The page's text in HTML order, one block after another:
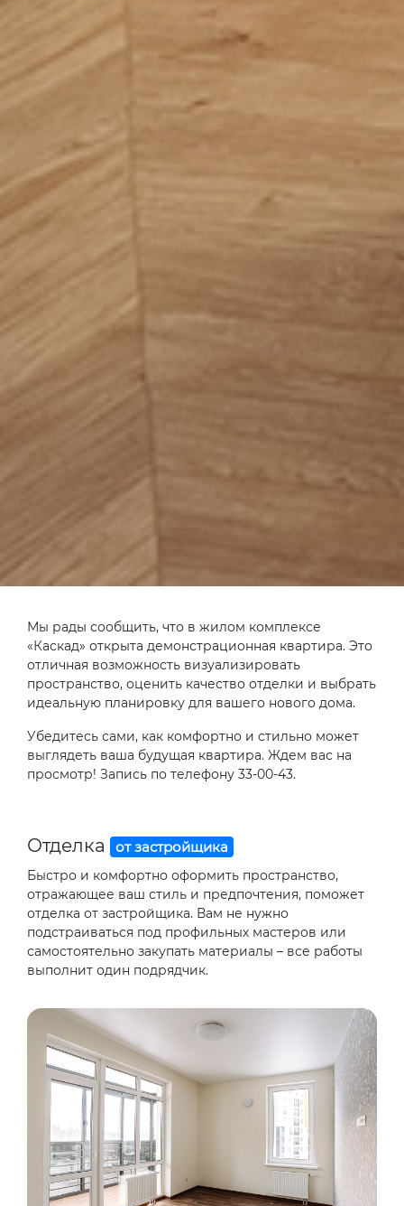
Мы рады сообщить, что в жилом комплексе
«Каскад» открыта демонстрационная квартира. Это
отличная возможность визуализировать
пространство, оценить качество отделки и выбрать
идеальную планировку для вашего нового дома.
Убедитесь сами, как комфортно и стильно может
выглядеть ваша будущая квартира. Ждем вас на
просмотр! Запись по телефону 33-00-43.
Отделка от застройщика
Быстро и комфортно оформить пространство,
отражающее ваш стиль и предпочтения, поможет
отделка от застройщика. Вам не нужно
подстраиваться под профильных мастеров или
самостоятельно закупать материалы – все работы
выполнит один подрядчик.
Свяжитесь с нами
Я даю согласие на
данных.
или по телефону:
+7 (8142) 33-00-43